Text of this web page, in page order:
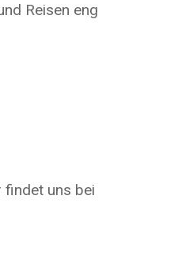
Reisen eng
findet uns bei